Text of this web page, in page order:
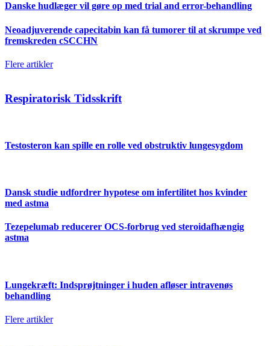
Danske hudlæger vil gøre op med trial and error-behandling
Neoadjuverende capecitabin kan få tumorer til at skrumpe ved
fremskreden cSCCHN
Flere artikler
Respiratorisk Tidsskrift
Testosteron kan spille en rolle ved obstruktiv lungesygdom
Dansk studie udfordrer hypotese om infertilitet hos kvinder
med astma
Tezepelumab reducerer OCS-forbrug ved steroidafhængig
astma
Lungekræft: Indsprøjtninger i huden afløser intravenøs
behandling
Flere artikler